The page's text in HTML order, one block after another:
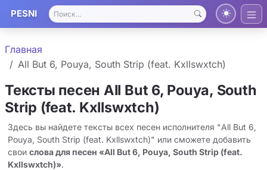
PESNI
Главная
All But 6, Pouya, South Strip (feat. Kxllswxtch)
Тексты песен All But 6, Pouya, South
Strip (feat. Kxllswxtch)
Здесь вы найдете тексты всех песен исполнителя "All But 6,
Pouya, South Strip (feat. Kxllswxtch)" или сможете добавить
свои слова для песен «All But 6, Pouya, South Strip (feat.
Kxllswxtch)».